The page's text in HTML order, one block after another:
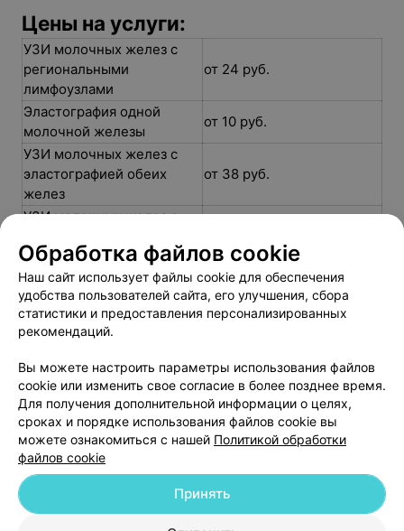
Цены на услуги:
УЗИ молочных желез с
региональными
лимфоузлами
от 24 руб.
Эластография одной
молочной железы
от 10 руб.
УЗИ молочных желез с
эластографией обеих
желез
от 38 руб.
УЗИ молочных желез с
поверхностными узлами
Добавить специалиста
О проекте Новости проекта Размещение рекламы
Обработка файлов cookie
Наш сайт использует файлы cookie для обеспечения
удобства пользователей сайта, его улучшения, сбора
статистики и предоставления персонализированных
рекомендаций.
Вы можете настроить параметры использования файлов
cookie или изменить свое согласие в более позднее время.
Для получения дополнительной информации о целях,
сроках и порядке использования файлов cookie вы
можете ознакомиться с нашей Политикой обработки
файлов cookie
Принять